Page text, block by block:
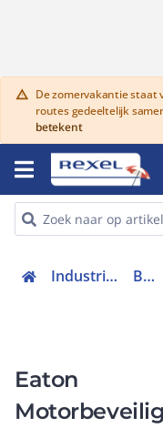
warning De zomervakantie staat
routes gedeeltelijk
betekent
Industriele componenten Beveiliging
Eaton